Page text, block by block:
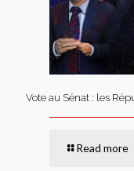
Vote au Sénat : les
Read more